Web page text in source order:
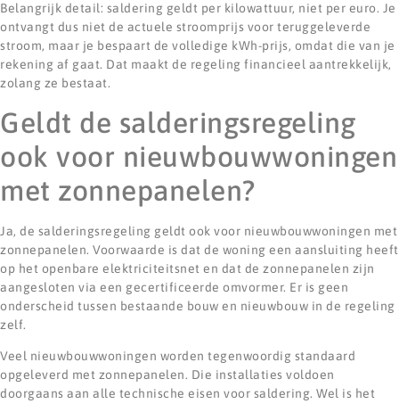
Belangrijk detail: saldering geldt per kilowattuur, niet per euro. Je
ontvangt dus niet de actuele stroomprijs voor teruggeleverde
stroom, maar je bespaart de volledige kWh-prijs, omdat die van je
rekening af gaat. Dat maakt de regeling financieel aantrekkelijk,
zolang ze bestaat.
Geldt de salderingsregeling
ook voor nieuwbouwwoningen
met zonnepanelen?
Ja, de salderingsregeling geldt ook voor nieuwbouwwoningen met
zonnepanelen. Voorwaarde is dat de woning een aansluiting heeft
op het openbare elektriciteitsnet en dat de zonnepanelen zijn
aangesloten via een gecertificeerde omvormer. Er is geen
onderscheid tussen bestaande bouw en nieuwbouw in de regeling
zelf.
Veel nieuwbouwwoningen worden tegenwoordig standaard
opgeleverd met zonnepanelen. Die installaties voldoen
doorgaans aan alle technische eisen voor saldering. Wel is het